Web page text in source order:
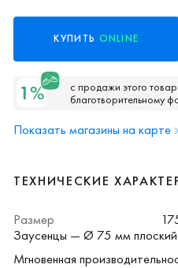
КУПИТЬ ONLINE
с продажи этого
благотворительному
Показать магазины на карте
ТЕХНИЧЕСКИЕ
Размер
Заусенцы — Ø 75 мм плоский
Мгновенная